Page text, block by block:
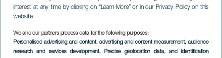
interest at any time by clicking on “Learn More” or in our Privacy Policy on this
website.
We and our partners process data for the following purposes:
Personalised advertising and content, advertising and content measurement, audience
research and services development, Precise geolocation data, and identification
Garafía Karneval
LA PALMA